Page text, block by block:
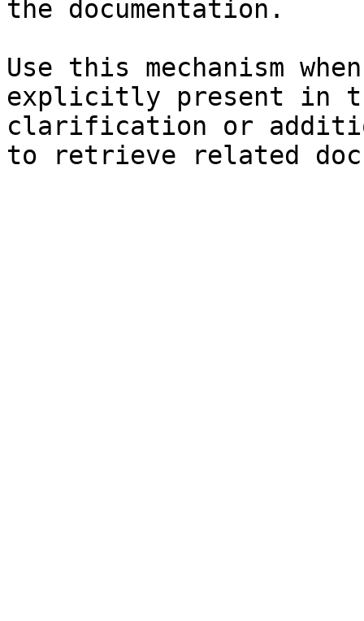
the documentation.
Use this mechanism
explicitly present in
clarification or